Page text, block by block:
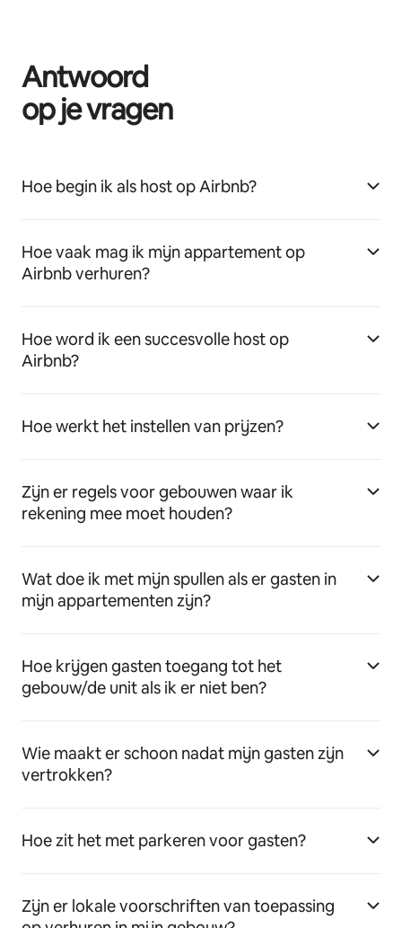
Antwoord
op je vragen
Hoe begin ik als host op Airbnb?
Hoe vaak mag ik mijn appartement op
Airbnb verhuren?
Hoe word ik een succesvolle host op
Airbnb?
Hoe werkt het instellen van prijzen?
Zijn er regels voor gebouwen waar ik
rekening mee moet houden?
Wat doe ik met mijn spullen als er gasten in
mijn appartementen zijn?
Hoe krijgen gasten toegang tot het
gebouw/de unit als ik er niet ben?
Wie maakt er schoon nadat mijn gasten zijn
vertrokken?
Hoe zit het met parkeren voor gasten?
Zijn er lokale voorschriften van toepassing